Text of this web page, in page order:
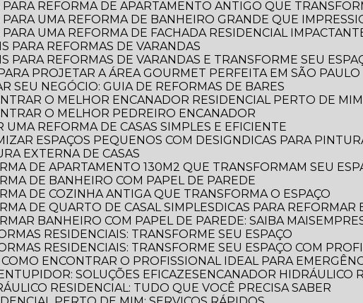
PARA REFORMA DE APARTAMENTO ANTIGO QUE
PARA UMA REFORMA DE BANHEIRO GRANDE QUE
PARA UMA REFORMA DE FACHADA RESIDENCIAL
PARA REFORMAS DE VARANDAS
PARA REFORMAS DE VARANDAS E TRANSFORME SEU
PARA PROJETAR A ÁREA GOURMET PERFEITA EM SÃO PAULO
SEU NEGÓCIO: GUIA DE REFORMAS DE BARES
O MELHOR ENCANADOR RESIDENCIAL PERTO DE MIM
O MELHOR PEDREIRO ENCANADOR
UMA REFORMA DE CASAS SIMPLES E EFICIENTE
ESPAÇOS PEQUENOS COM DESIGN
DICAS PARA
EXTERNA DE CASAS
DE APARTAMENTO 130M2 QUE TRANSFORMAM SEU
DE BANHEIRO COM PAPEL DE PAREDE
DE COZINHA ANTIGA QUE TRANSFORMA O ESPAÇO
DE QUARTO DE CASAL SIMPLES
DICAS PARA
BANHEIRO COM PAPEL DE PAREDE: SAIBA MAIS
RESIDENCIAIS: TRANSFORME SEU ESPAÇO
RESIDENCIAIS: TRANSFORME SEU ESPAÇO COM
COMO ENCONTRAR O PROFISSIONAL IDEAL PARA
SOLUÇÕES EFICAZES
ENCANADOR HIDRÁULICO
RESIDENCIAL: TUDO QUE VOCÊ PRECISA SABER